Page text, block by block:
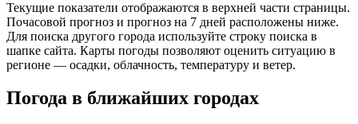
Текущие показатели отображаются в верхней части страницы.
Почасовой прогноз и прогноз на 7 дней расположены ниже.
Для поиска другого города используйте строку поиска в
шапке сайта. Карты погоды позволяют оценить ситуацию в
регионе — осадки, облачность, температуру и ветер.
Погода в ближайших городах